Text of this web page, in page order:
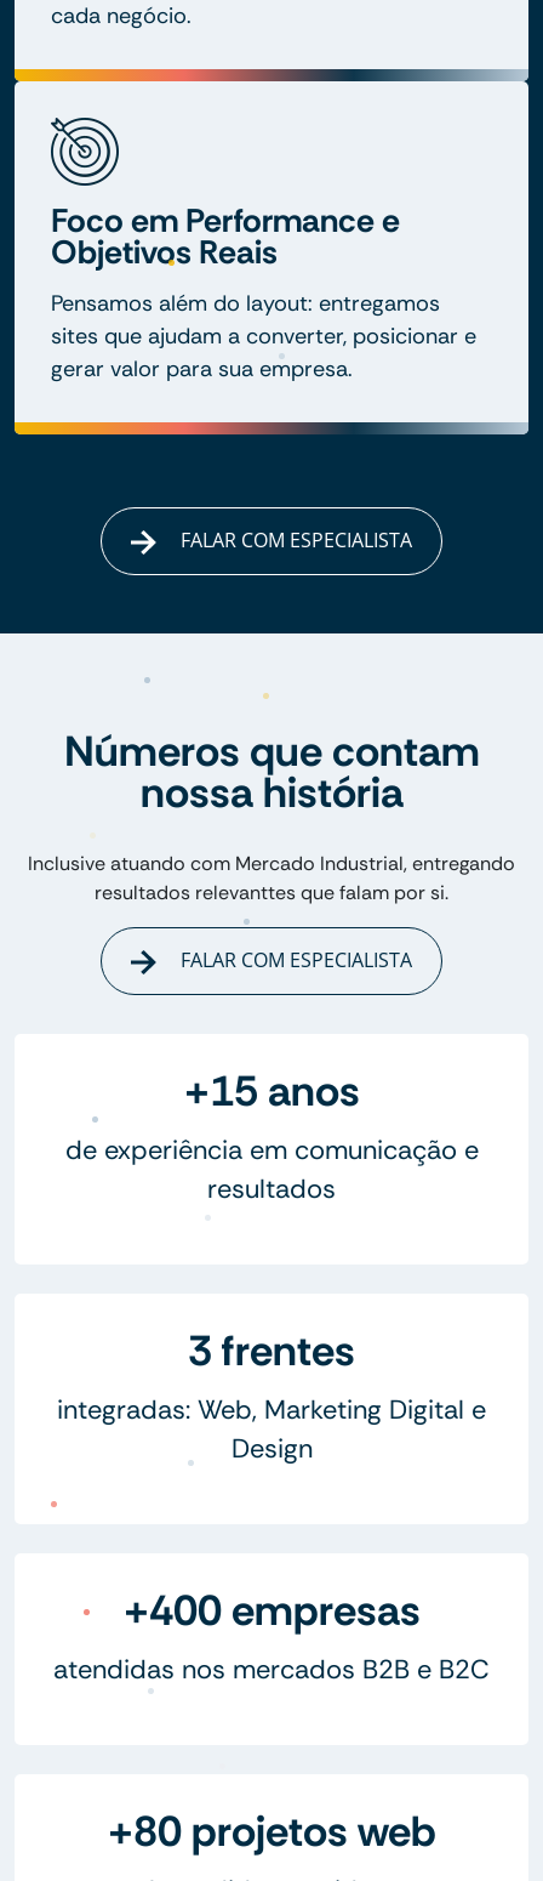
cada negócio.
Foco em Performance e
Objetivos Reais
Pensamos além do layout: entregamos
sites que ajudam a converter, posicionar e
gerar valor para sua empresa.
FALAR COM ESPECIALISTA
Números que contam
nossa história
Inclusive atuando com Mercado Industrial, entregando
resultados relevanttes que falam por si.
FALAR COM ESPECIALISTA
+15 anos
de experiência em comunicação e
resultados
3 frentes
integradas: Web, Marketing Digital e
Design
+400 empresas
atendidas nos mercados B2B e B2C
+80 projetos web